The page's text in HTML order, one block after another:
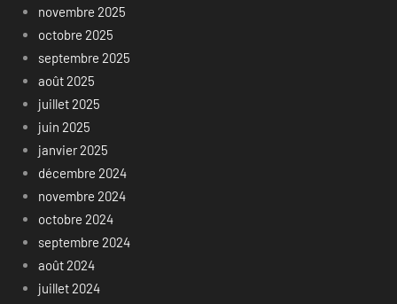
novembre 2025
octobre 2025
septembre 2025
août 2025
juillet 2025
juin 2025
janvier 2025
décembre 2024
novembre 2024
octobre 2024
septembre 2024
août 2024
juillet 2024